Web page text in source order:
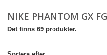
NIKE PHANTOM GX FG
Det finns 69 produkter.